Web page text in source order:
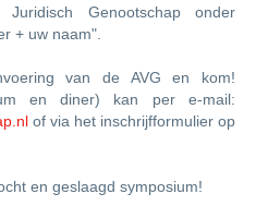
Genootschap onder
+ uw naam".
van de AVG en kom!
en diner) kan per e-mail:
of via het inschrijfformulier op
en geslaagd symposium!